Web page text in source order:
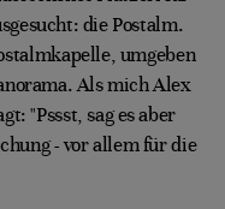
die Postalm.
umgeben
Als mich Alex
"Pssst, sag es aber
- vor allem für die